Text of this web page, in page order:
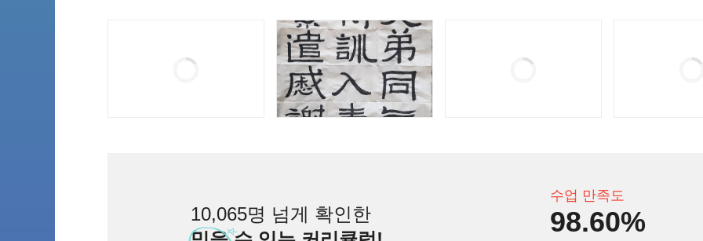
10,065명 넘게 확인한
수업 만족도
98.60%